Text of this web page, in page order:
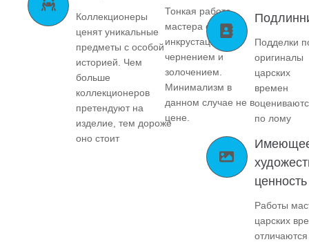
Коллекционеры
ценят уникальные
предметы с особой
историей. Чем
больше
коллекционеров
претендуют на
изделие, тем дороже
оно стоит
Тонкая работа
мастера с
инкрустацией,
чернением и
золочением.
Минимализм в
данном случае не в
цене.
Подделки
оригиналы
царских
времен
по лому
ценность
Работы
царских
отличаются